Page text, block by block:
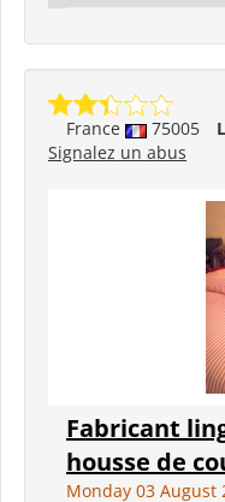
France 75005
Signalez un abus
Fabricant
housse de
Monday 03 August